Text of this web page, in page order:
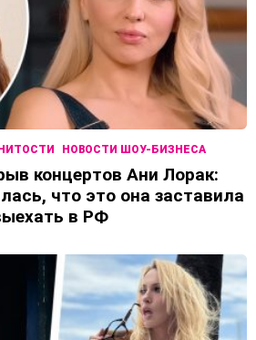
НОВОСТИ ШОУ-БИЗНЕСА
концертов Ани Лорак:
что это она заставила
в РФ